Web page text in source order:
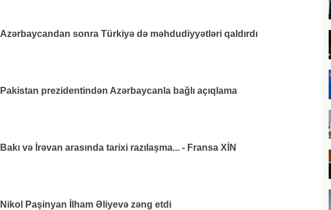
Azərbaycandan sonra Türkiyə də məhdudiyyətləri qaldırdı
Pakistan prezidentindən Azərbaycanla bağlı açıqlama
Bakı və İrəvan arasında tarixi razılaşma... - Fransa XİN
Nikol Paşinyan İlham Əliyevə zəng etdi